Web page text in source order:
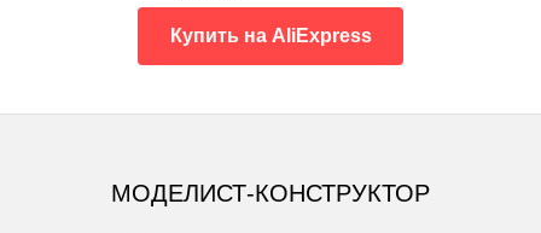
Купить на AliExpress
МОДЕЛИСТ-КОНСТРУКТОР